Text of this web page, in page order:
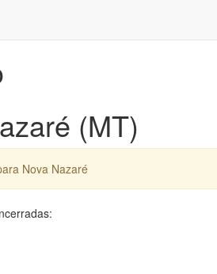
(MT)
Nova Nazaré